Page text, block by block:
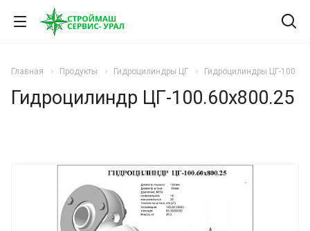
Главная Продукты Гидроцилиндры ЦГ Гидроцилиндры ЦГ-100
Гидроцилиндр ЦГ-100.60х800.25